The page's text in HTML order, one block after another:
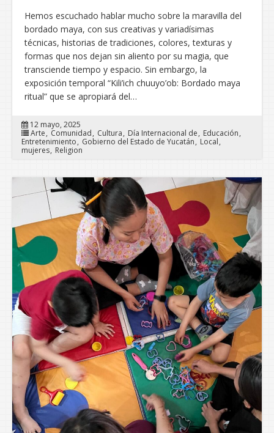
Hemos escuchado hablar mucho sobre la maravilla del
bordado maya, con sus creativas y variadísimas
técnicas, historias de tradiciones, colores, texturas y
formas que nos dejan sin aliento por su magia, que
transciende tiempo y espacio. Sin embargo, la
exposición temporal “Kili’ich chuuyo’ob: Bordado maya
ritual” que se apropiará del…
12 mayo, 2025
Arte
Comunidad Cultura Día Internacional de
Educación
Entretenimiento
Gobierno del Estado de Yucatán
Local
mujeres Religion